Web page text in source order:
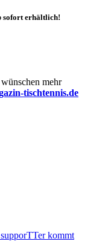
sofort erhältlich!
mehr
tischtennis.de
kommt